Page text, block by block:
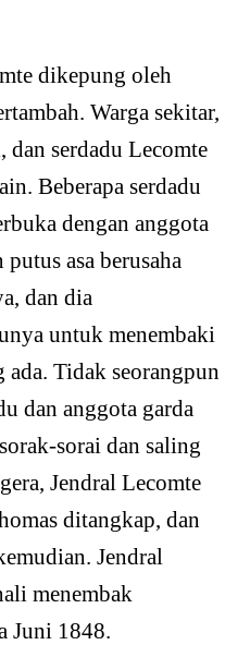
dikepung oleh
Warga sekitar,
dan serdadu Lecomte
Beberapa serdadu
dengan anggota
asa berusaha
dan dia
untuk menembaki
ada. Tidak seorangpun
dan anggota garda
sorai dan saling
Jendral Lecomte
ditangkap, dan
Jendral
menembak
Juni 1848.